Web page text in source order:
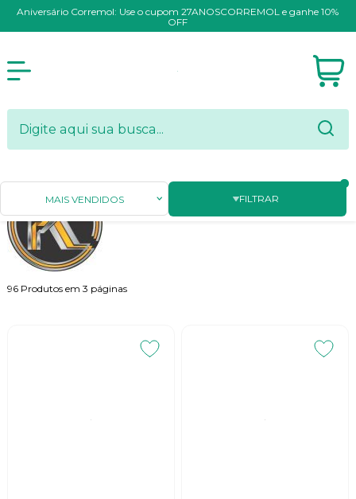
Aniversário Corremol: Use o cupom 27ANOSCORREMOL e ganhe 10%
OFF
96 Produtos em 3 páginas
FILTRAR
MAIS VENDIDOS